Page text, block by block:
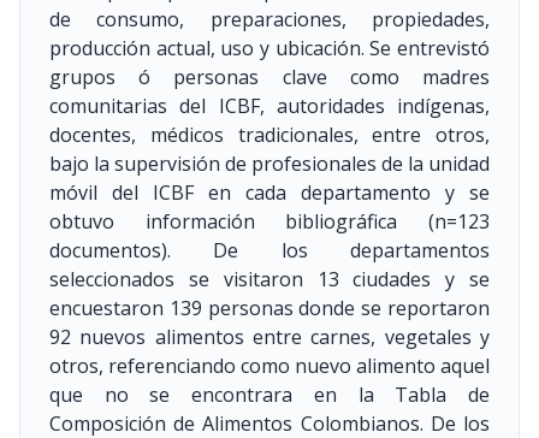
de consumo, preparaciones, propiedades,
producción actual, uso y ubicación. Se entrevistó
grupos ó personas clave como madres
comunitarias del ICBF, autoridades indígenas,
docentes, médicos tradicionales, entre otros,
bajo la supervisión de profesionales de la unidad
móvil del ICBF en cada departamento y se
obtuvo información bibliográfica (n=123
documentos). De los departamentos
seleccionados se visitaron 13 ciudades y se
encuestaron 139 personas donde se reportaron
92 nuevos alimentos entre carnes, vegetales y
otros, referenciando como nuevo alimento aquel
que no se encontrara en la Tabla de
Composición de Alimentos Colombianos. De los